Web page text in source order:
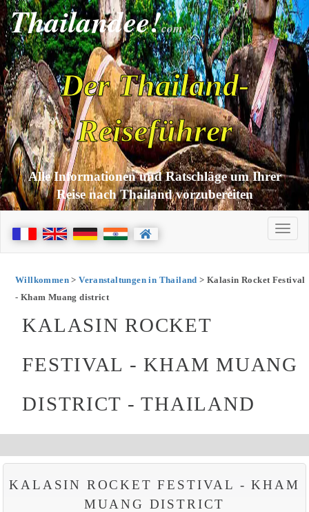
Thailandee!com
Der Thailand-
Reiseführer
Alle Informationen und Ratschläge um Ihrer
Reise nach Thailand vorzubereiten
Willkommen>Veranstaltungen in Thailand > Kalasin Rocket Festival
- Kham Muang district
KALASIN ROCKET
FESTIVAL - KHAM MUANG
DISTRICT - THAILAND
KALASIN ROCKET FESTIVAL - KHAM
MUANG DISTRICT